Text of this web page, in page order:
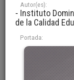
Autor(es):
- Instituto
de la Calidad
Portada:
Seleccione una
Seleccione una